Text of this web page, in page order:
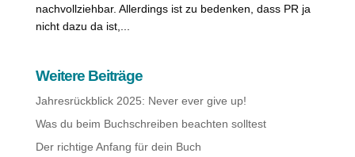
nachvollziehbar. Allerdings ist zu bedenken, dass PR ja
nicht dazu da ist,...
Weitere Beiträge
Jahresrückblick 2025: Never ever give up!
Was du beim Buchschreiben beachten solltest
Der richtige Anfang für dein Buch